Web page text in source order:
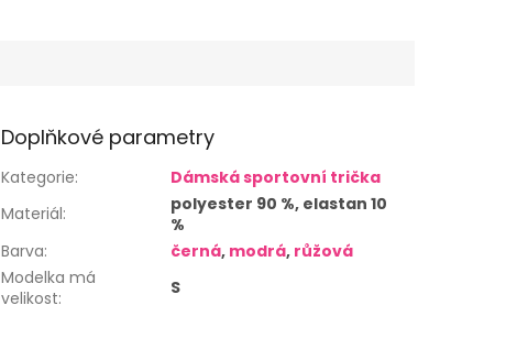
Doplňkové parametry
Kategorie:
Dámská sportovní trička
Materiál:
polyester 90 %, elastan 10
%
Barva: černá, modrá, růžová
Modelka má
velikost: S